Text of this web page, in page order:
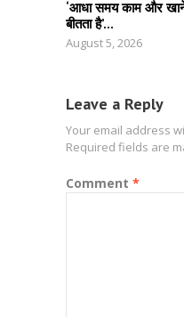
‘आधा समय काम और खाने
बीतता है’...
August 5, 2026
Leave a Reply
Your email address
Required fields are
Comment *